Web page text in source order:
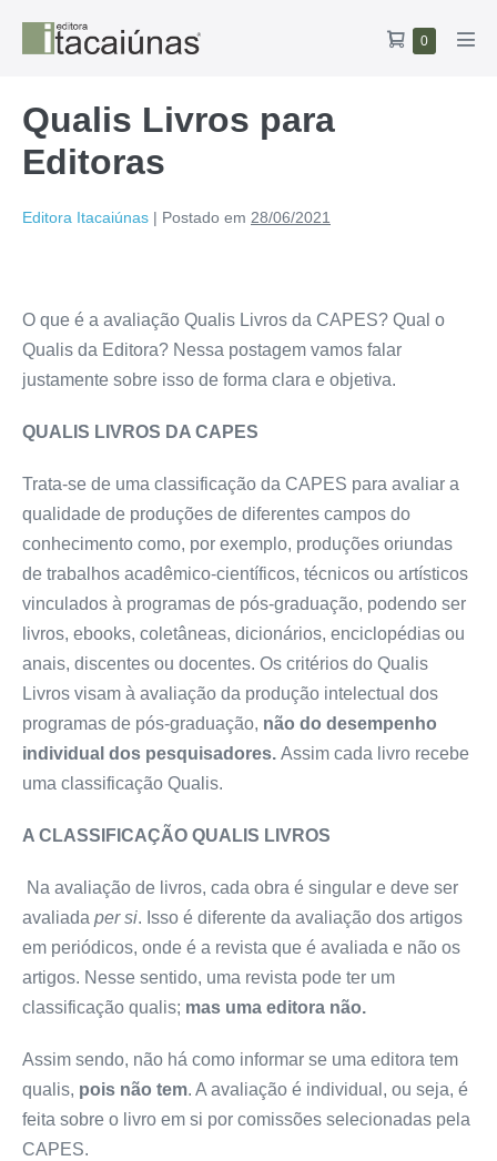
conteúdo
Carrinho
0Itens
Qualis Livros para
Editoras
Editora Itacaiúnas | Postado em 28/06/2021
O que é a avaliação Qualis Livros da CAPES? Qual o
Qualis da Editora? Nessa postagem vamos falar
justamente sobre isso de forma clara e objetiva.
QUALIS LIVROS DA CAPES
Trata-se de uma classificação da CAPES para avaliar a
qualidade de produções de diferentes campos do
conhecimento como, por exemplo, produções oriundas
de trabalhos acadêmico-científicos, técnicos ou artísticos
vinculados à programas de pós-graduação, podendo ser
livros, ebooks, coletâneas, dicionários, enciclopédias ou
anais, discentes ou docentes. Os critérios do Qualis
Livros visam à avaliação da produção intelectual dos
programas de pós-graduação, não do desempenho
individual dos pesquisadores. Assim cada livro recebe
uma classificação Qualis.
A CLASSIFICAÇÃO QUALIS LIVROS
Na avaliação de livros, cada obra é singular e deve ser
avaliada per si. Isso é diferente da avaliação dos artigos
em periódicos, onde é a revista que é avaliada e não os
artigos. Nesse sentido, uma revista pode ter um
classificação qualis; mas uma editora não.
Assim sendo, não há como informar se uma editora tem
qualis, pois não tem. A avaliação é individual, ou seja, é
feita sobre o livro em si por comissões selecionadas pela
CAPES.